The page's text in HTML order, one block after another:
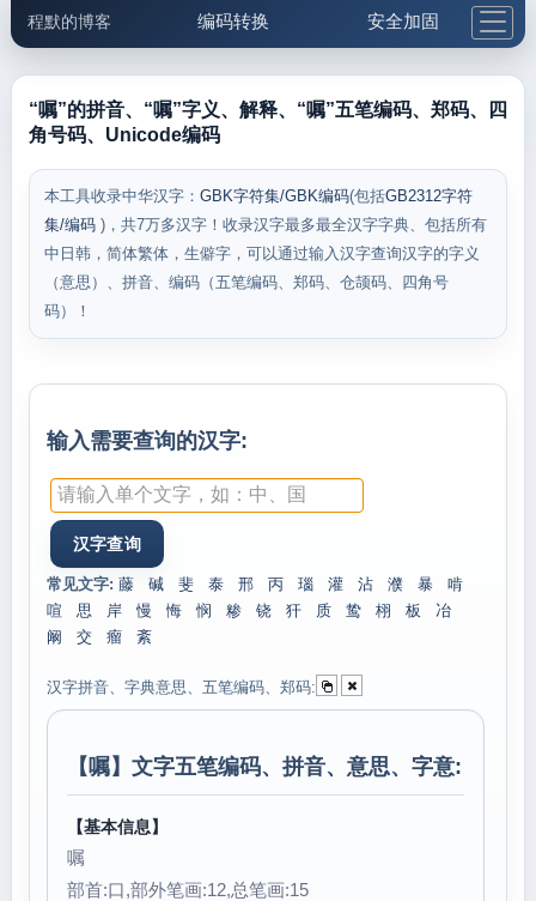
程默的博客 编码转换 安全加固
邮件工具 生活便民 更多工具
“嘱”的拼音、“嘱”字义、解释、“嘱”五笔编码、郑码、四
角号码、Unicode编码
本工具收录中华汉字： GBK字符集/GBK编码(包括GB2312字符
集/编码 )，共7万多汉字！收录汉字最多最全汉字字典、包括所有
中日韩，简体繁体，生僻字，可以通过输入汉字查询汉字的字义
（意思）、拼音、编码（五笔编码、郑码、仓颉码、四角号
码）！
输入需要查询的汉字:
常见文字: 藤 碱 斐 泰 邢 丙 瑙 灌 沾 濮 暴
啃
喧
思 岸 慢 悔 悯 糁 铙 犴 质 鸷 栩 板
冶
阚
交 瘤 紊
汉字拼音、字典意思、五笔编码、郑码:
【嘱】文字五笔编码、拼音、意思、字意:
【基本信息】
嘱
部首:口,部外笔画:12,总笔画:15